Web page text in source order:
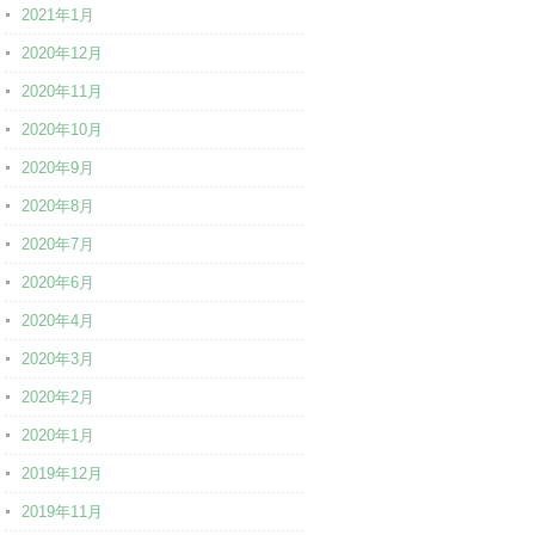
2021年1月
2020年12月
2020年11月
2020年10月
2020年9月
2020年8月
2020年7月
2020年6月
2020年4月
2020年3月
2020年2月
2020年1月
2019年12月
2019年11月